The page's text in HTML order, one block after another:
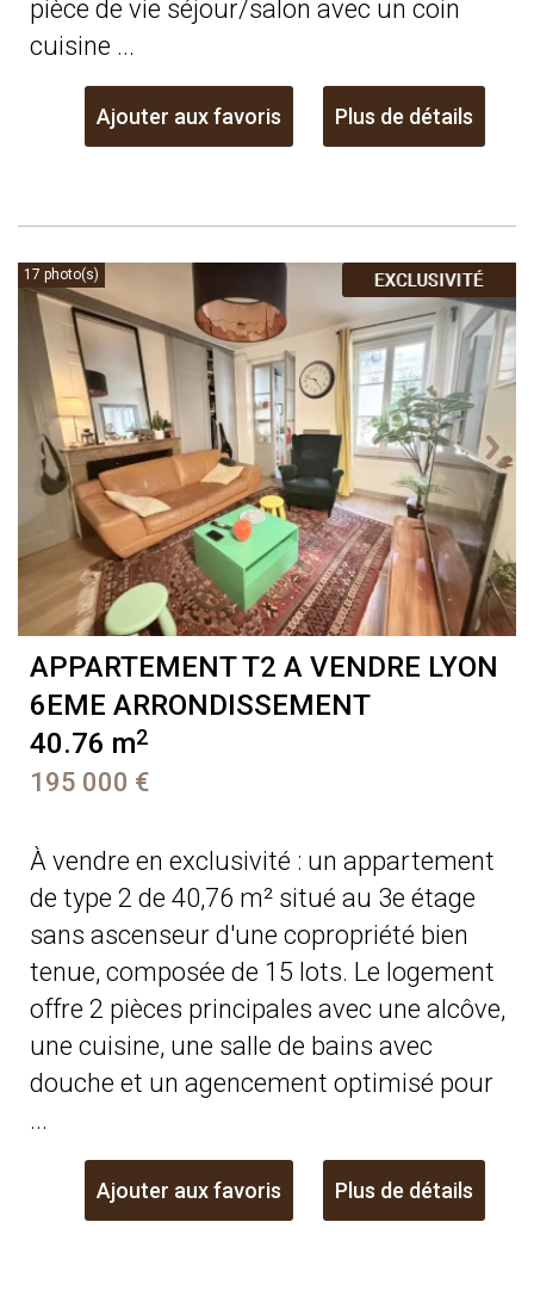
pièce de vie séjour/salon avec un coin
cuisine ...
Ajouter aux favoris Plus de détails
17 photo(s)
APPARTEMENT T2 A VENDRE LYON
6EME ARRONDISSEMENT
40.76 m2
195 000 €
À vendre en exclusivité : un appartement
de type 2 de 40,76 m² situé au 3e étage
sans ascenseur d'une copropriété bien
tenue, composée de 15 lots. Le logement
offre 2 pièces principales avec une alcôve,
une cuisine, une salle de bains avec
douche et un agencement optimisé pour
...
Ajouter aux favoris Plus de détails